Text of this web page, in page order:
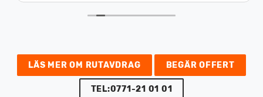
LÄS MER OM RUTAVDRAG BEGÄR OFFERT
TEL:0771-21 01 01